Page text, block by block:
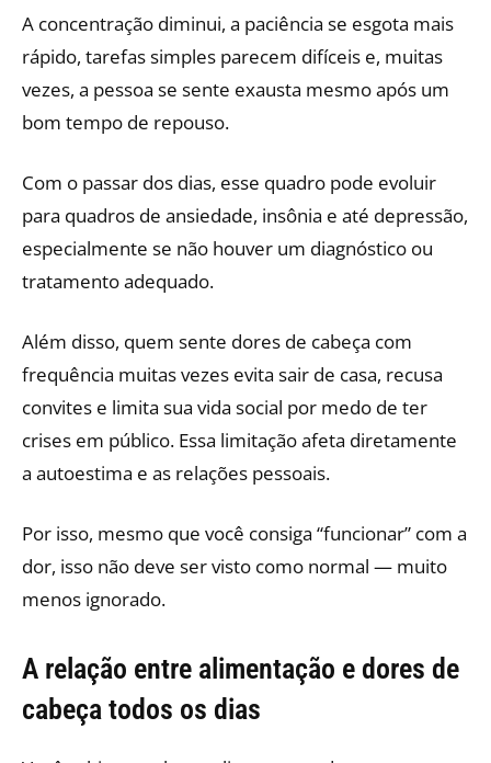
A concentração diminui, a paciência se esgota mais
rápido, tarefas simples parecem difíceis e, muitas
vezes, a pessoa se sente exausta mesmo após um
bom tempo de repouso.
Com o passar dos dias, esse quadro pode evoluir
para quadros de ansiedade, insônia e até depressão,
especialmente se não houver um diagnóstico ou
tratamento adequado.
Além disso, quem sente dores de cabeça com
frequência muitas vezes evita sair de casa, recusa
convites e limita sua vida social por medo de ter
crises em público. Essa limitação afeta diretamente
a autoestima e as relações pessoais.
Por isso, mesmo que você consiga “funcionar” com a
dor, isso não deve ser visto como normal — muito
menos ignorado.
A relação entre alimentação e dores de
cabeça todos os dias